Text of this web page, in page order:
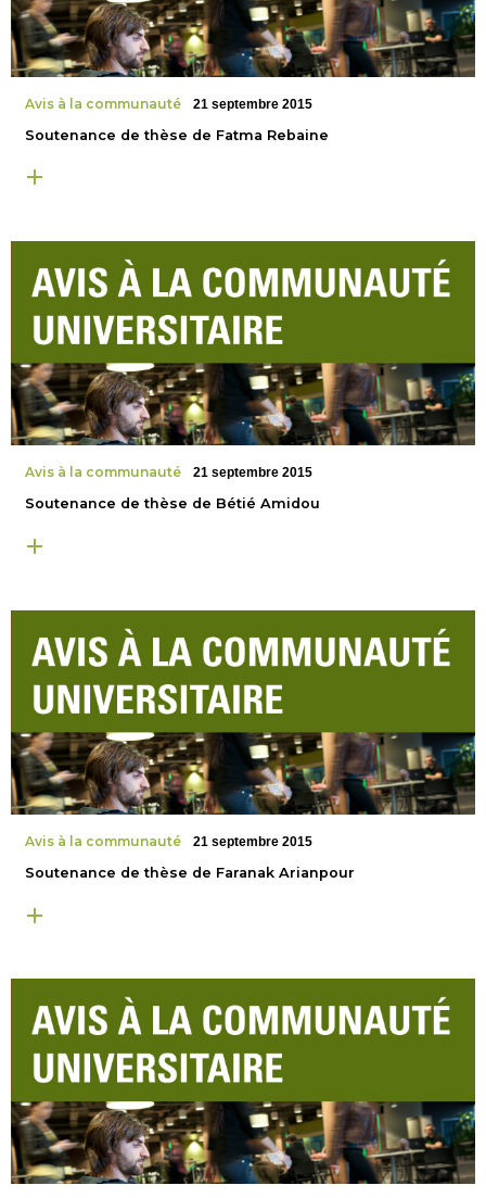
Avis à la communauté 21 septembre 2015
Soutenance de thèse de Fatma Rebaine
Avis à la communauté 21 septembre 2015
Soutenance de thèse de Bétié Amidou
Avis à la communauté 21 septembre 2015
Soutenance de thèse de Faranak Arianpour